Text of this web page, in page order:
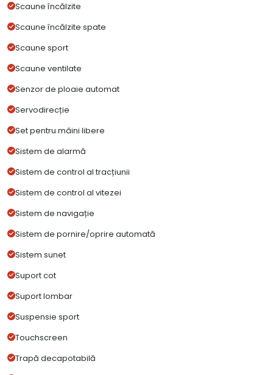
Scaune încălzite
Scaune încălzite spate
Scaune sport
Scaune ventilate
Senzor de ploaie automat
Servodirecție
Set pentru mâini libere
Sistem de alarmă
Sistem de control al tracțiunii
Sistem de control al vitezei
Sistem de navigație
Sistem de pornire/oprire automată
Sistem sunet
Suport cot
Suport lombar
Suspensie sport
Touchscreen
Trapă decapotabilă